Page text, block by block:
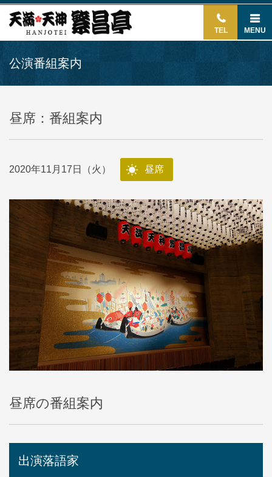
TEL MENU
公演番組案内
昼席：番組案内
2020年11月17日（火） 昼席
昼席の番組案内
出演落語家